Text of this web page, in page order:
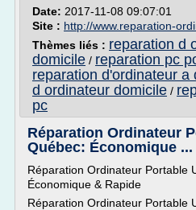
Date: 2017-11-08 09:07:01
Site : http://www.reparation-
Thèmes liés : reparation d
domicile / reparation pc
reparation d'ordinateur a
d ordinateur domicile /
pc
Réparation Ordinateur
Québec: Économique ...
Réparation Ordinateur Portable
Économique & Rapide
Réparation Ordinateur Portable